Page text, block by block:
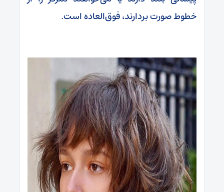
خطوط صورت بردارند، فوق‌العاده است.